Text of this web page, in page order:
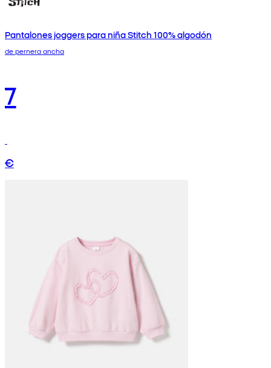
Pantalones joggers para niña Stitch 100% algodón
de pernera ancha
7
€